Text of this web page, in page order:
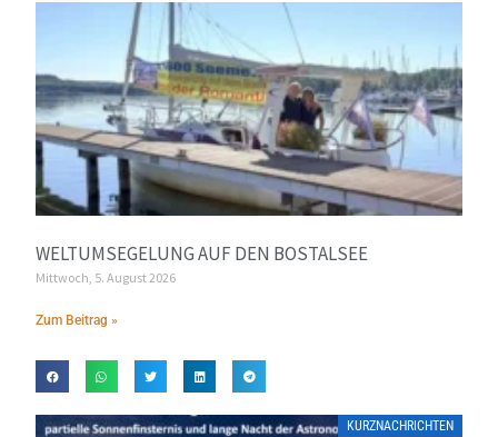
WELTUMSEGELUNG AUF DEN BOSTALSEE
Mittwoch, 5. August 2026
Zum Beitrag »
KURZNACHRICHTEN